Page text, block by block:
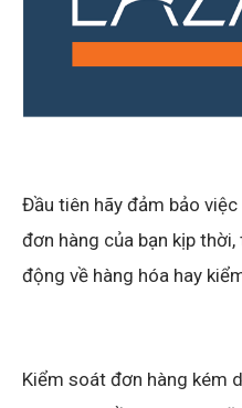
Đầu tiên hãy đảm bảo
đơn hàng của bạn kịp
động về hàng hóa hay
Kiểm soát đơn hàng kém